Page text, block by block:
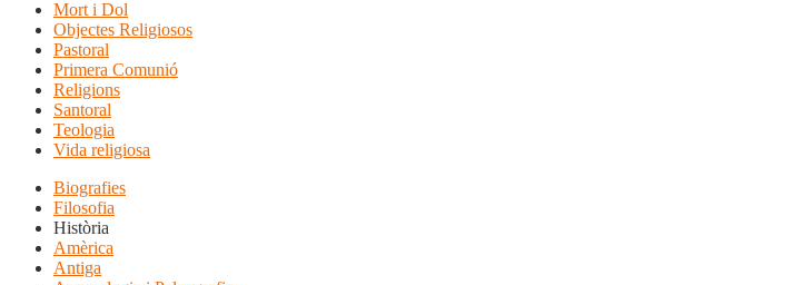
Mort i Dol
Objectes Religiosos
Pastoral
Primera Comunió
Religions
Santoral
Teologia
Vida religiosa
Biografies
Filosofia
Història
Amèrica
Antiga